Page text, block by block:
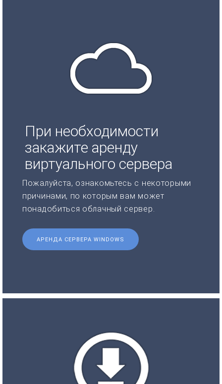
При необходимости
закажите аренду
виртуального сервера
Пожалуйста, ознакомьтесь с некоторыми
причинами, по которым вам может
понадобиться облачный сервер.
АРЕНДА СЕРВЕРА WINDOWS